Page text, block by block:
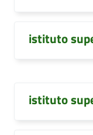
istituto
istituto